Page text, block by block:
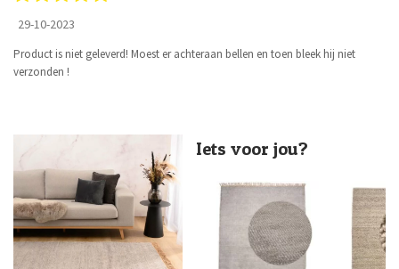
29-10-2023
Product is niet geleverd! Moest er achteraan bellen en toen bleek hij niet
verzonden !
Iets voor jou?